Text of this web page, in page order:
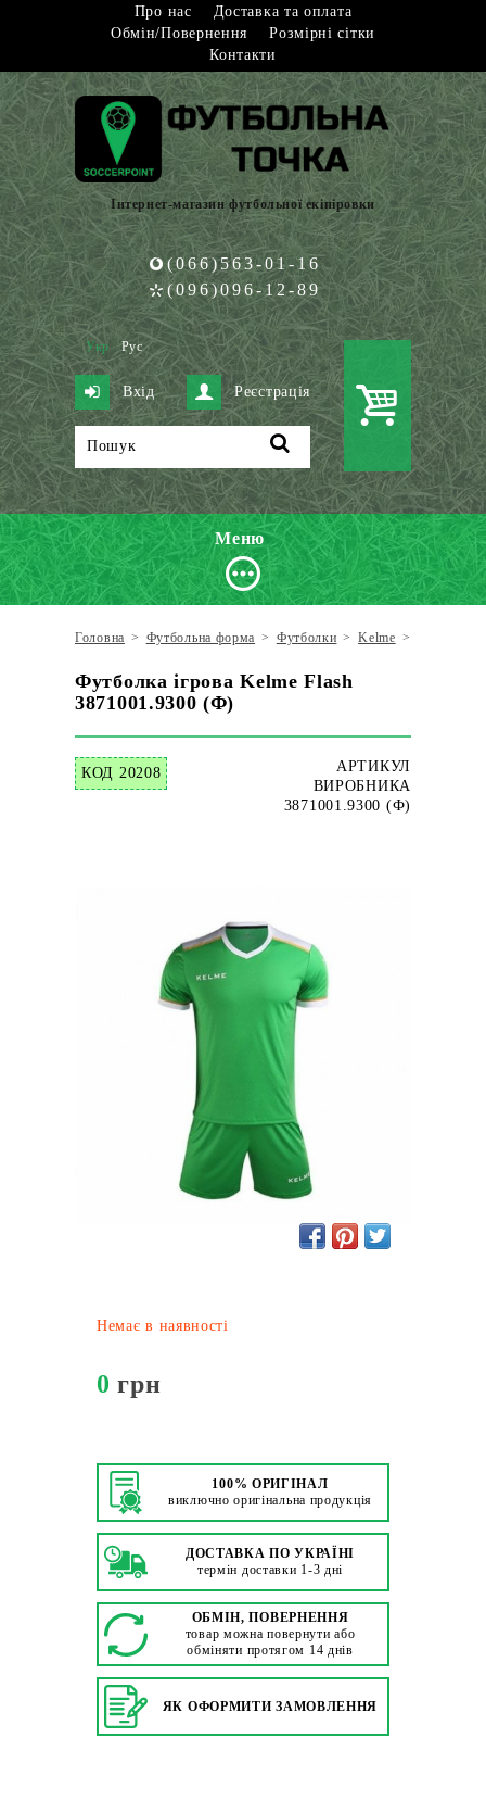
Про нас
Доставка та оплата
Обмін/Повернення
Розмірні сітки
Контакти
Інтернет-магазин футбольної екіпіровки
(066)563-01-16
(096)096-12-89
Укр Рус
Вхід Реєстрація
Меню
Головна > Футбольна форма > Футболки > Kelme >
Футболка ігрова Kelme Flash
3871001.9300 (Ф)
КОД 20208
АРТИКУЛ
ВИРОБНИКА
3871001.9300 (Ф)
Немає в наявності
0 грн
100% ОРИГІНАЛ
виключно оригінальна продукція
ДОСТАВКА ПО УКРАЇНІ
термін доставки 1-3 дні
ОБМІН, ПОВЕРНЕННЯ
товар можна повернути або
обміняти протягом 14 днів
ЯК ОФОРМИТИ ЗАМОВЛЕННЯ